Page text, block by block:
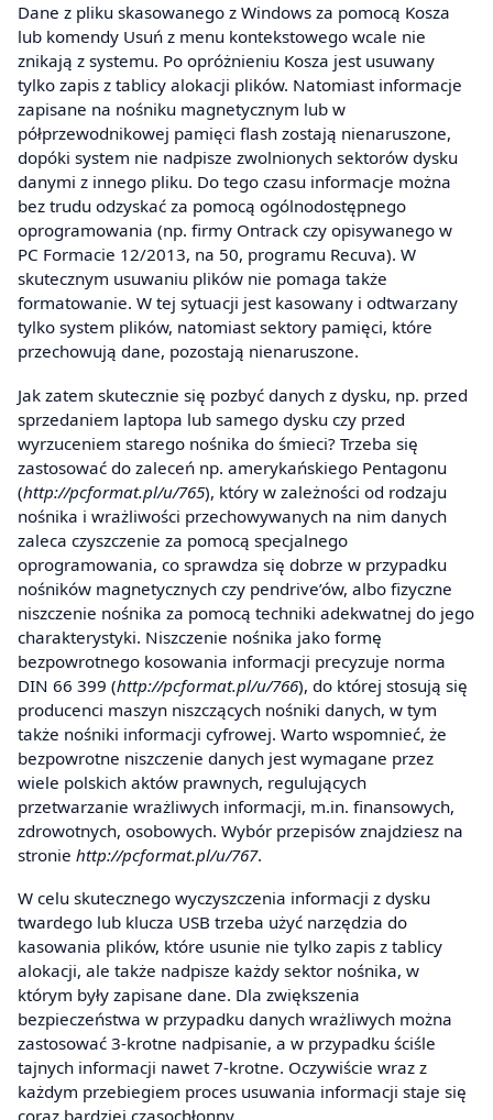
Dane z pliku skasowanego z Windows za pomocą Kosza
lub komendy Usuń z menu kontekstowego wcale nie
znikają z systemu. Po opróżnieniu Kosza jest usuwany
tylko zapis z tablicy alokacji plików. Natomiast informacje
zapisane na nośniku magnetycznym lub w
półprzewodnikowej pamięci flash zostają nienaruszone,
dopóki system nie nadpisze zwolnionych sektorów dysku
danymi z innego pliku. Do tego czasu informacje można
bez trudu odzyskać za pomocą ogólnodostępnego
oprogramowania (np. firmy Ontrack czy opisywanego w
PC Formacie 12/2013, na 50, programu Recuva). W
skutecznym usuwaniu plików nie pomaga także
formatowanie. W tej sytuacji jest kasowany i odtwarzany
tylko system plików, natomiast sektory pamięci, które
przechowują dane, pozostają nienaruszone.
Jak zatem skutecznie się pozbyć danych z dysku, np. przed
sprzedaniem laptopa lub samego dysku czy przed
wyrzuceniem starego nośnika do śmieci? Trzeba się
zastosować do zaleceń np. amerykańskiego Pentagonu
(http://pcformat.pl/u/765), który w zależności od rodzaju
nośnika i wrażliwości przechowywanych na nim danych
zaleca czyszczenie za pomocą specjalnego
oprogramowania, co sprawdza się dobrze w przypadku
nośników magnetycznych czy pendrive’ów, albo fizyczne
niszczenie nośnika za pomocą techniki adekwatnej do jego
charakterystyki. Niszczenie nośnika jako formę
bezpowrotnego kosowania informacji precyzuje norma
DIN 66 399 (http://pcformat.pl/u/766), do której stosują się
producenci maszyn niszczących nośniki danych, w tym
także nośniki informacji cyfrowej. Warto wspomnieć, że
bezpowrotne niszczenie danych jest wymagane przez
wiele polskich aktów prawnych, regulujących
przetwarzanie wrażliwych informacji, m.in. finansowych,
zdrowotnych, osobowych. Wybór przepisów znajdziesz na
stronie http://pcformat.pl/u/767.
W celu skutecznego wyczyszczenia informacji z dysku
twardego lub klucza USB trzeba użyć narzędzia do
kasowania plików, które usunie nie tylko zapis z tablicy
alokacji, ale także nadpisze każdy sektor nośnika, w
którym były zapisane dane. Dla zwiększenia
bezpieczeństwa w przypadku danych wrażliwych można
zastosować 3-krotne nadpisanie, a w przypadku ściśle
tajnych informacji nawet 7-krotne. Oczywiście wraz z
każdym przebiegiem proces usuwania informacji staje się